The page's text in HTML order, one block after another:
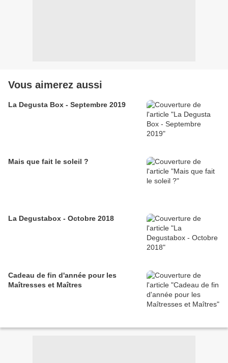
Vous aimerez aussi
La Degusta Box - Septembre 2019
Mais que fait le soleil ?
La Degustabox - Octobre 2018
Cadeau de fin d'année pour les
Maîtresses et Maîtres